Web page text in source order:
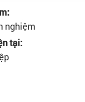
nghiệm
tại: